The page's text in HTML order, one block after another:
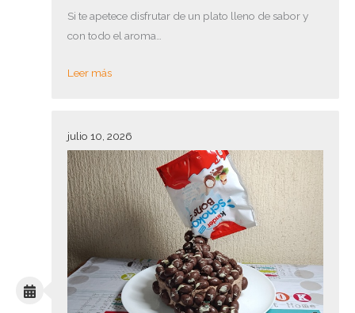
Si te apetece disfrutar de un plato lleno de sabor y
con todo el aroma…
Leer más
julio 10, 2026